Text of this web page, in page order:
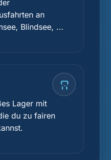
an
Blindsee, ...
Lager mit
du zu fairen